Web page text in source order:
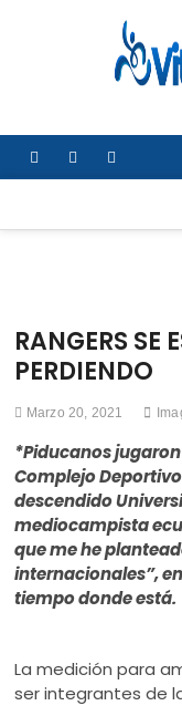
facebooktwitterinstagram
RANGERS SE
PERDIENDO
Marzo 20, 2021
*Piducanos
Complejo
descendido
mediocampista
que me he
internacionales”,
tiempo donde está.
La medición para
ser integrantes de